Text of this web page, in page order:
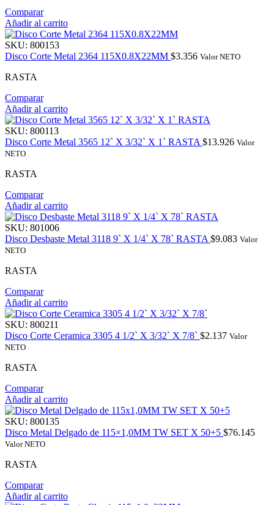
Comparar
Añadir al carrito
SKU: 800153
Disco Corte Metal 2364 115X0.8X22MM $3.356 Valor NETO
RASTA
Comparar
Añadir al carrito
SKU: 800113
Disco Corte Metal 3565 12` X 3/32` X 1` RASTA $13.926 Valor
NETO
RASTA
Comparar
Añadir al carrito
SKU: 801006
Disco Desbaste Metal 3118 9` X 1/4` X 78` RASTA $9.083 Valor
NETO
RASTA
Comparar
Añadir al carrito
SKU: 800211
Disco Corte Ceramica 3305 4 1/2` X 3/32` X 7/8` $2.137 Valor
NETO
RASTA
Comparar
Añadir al carrito
SKU: 800135
Disco Metal Delgado de 115×1,0MM TW SET X 50+5 $76.145
Valor NETO
RASTA
Comparar
Añadir al carrito